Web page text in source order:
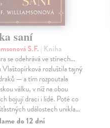
saní
S.F. | Kniha
se odehrává ve stínech…
Vlaštopírková rozluštila tajný
— a tím rozpoutala
válku, v níž na obou
bojují draci i lidé. Poté co
událostech unikla…
do 12 dní